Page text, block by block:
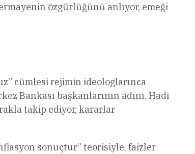
özgürlüğünü anlıyor, emeği
cümlesi rejimin ideologlarınca
Bankası başkanlarının adını. Hadi
takip ediyor, kararlar
sonuçtur” teorisiyle, faizler